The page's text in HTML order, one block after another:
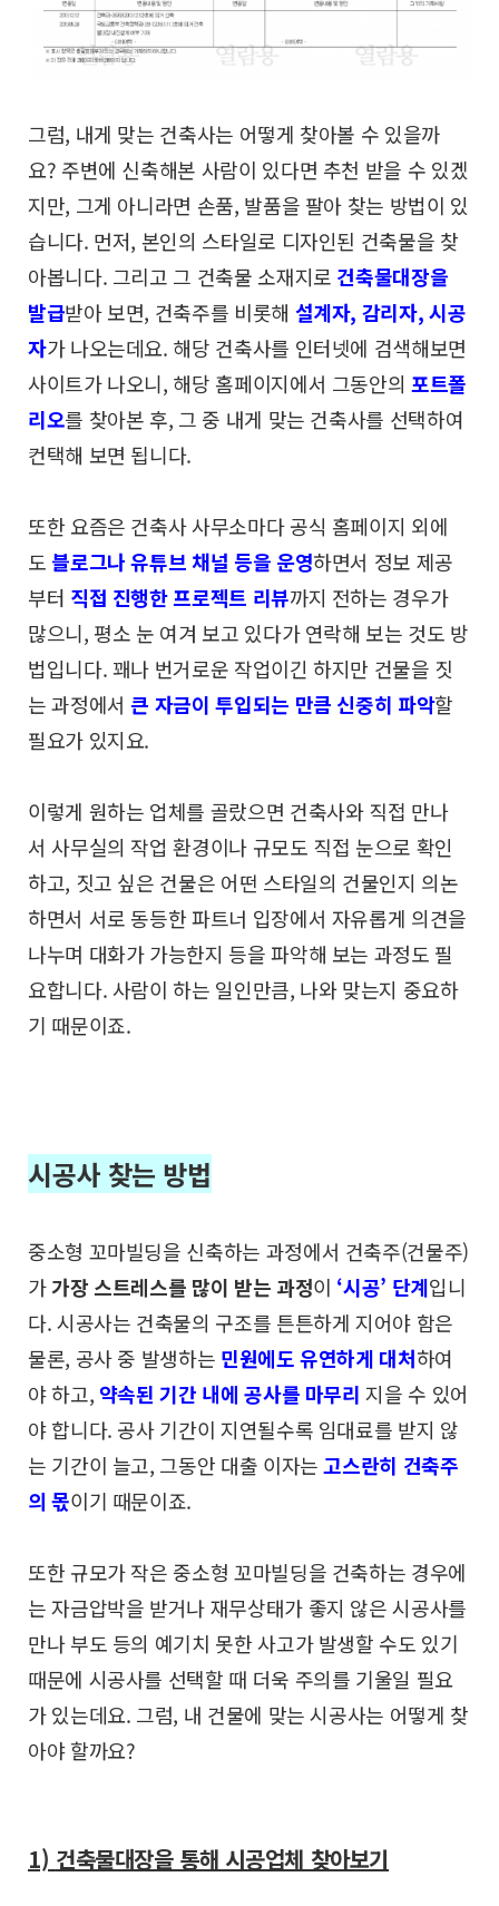
그럼, 내게 맞는 건축사는 어떻게 찾아볼 수 있을까
요? 주변에 신축해본 사람이 있다면 추천 받을 수 있겠
지만, 그게 아니라면 손품, 발품을 팔아 찾는 방법이 있
습니다. 먼저, 본인의 스타일로 디자인된 건축물을 찾
아봅니다. 그리고 그 건축물 소재지로 건축물대장을
발급받아 보면, 건축주를 비롯해 설계자, 감리자, 시공
자가 나오는데요. 해당 건축사를 인터넷에 검색해보면
사이트가 나오니, 해당 홈페이지에서 그동안의포트폴
리오를 찾아본 후, 그 중 내게 맞는 건축사를 선택하여
컨택해 보면 됩니다.
또한 요즘은 건축사 사무소마다 공식 홈페이지 외에
도 블로그나 유튜브 채널 등을 운영하면서 정보 제공
부터 직접 진행한 프로젝트 리뷰까지 전하는 경우가
많으니, 평소 눈 여겨 보고 있다가 연락해 보는 것도 방
법입니다.꽤나 번거로운 작업이긴 하지만 건물을 짓
는 과정에서큰 자금이 투입되는 만큼 신중히 파악할
필요가 있지요.
이렇게 원하는 업체를 골랐으면 건축사와 직접 만나
서사무실의 작업 환경이나 규모도 직접 눈으로 확인
하고, 짓고 싶은 건물은 어떤 스타일의 건물인지 의논
하면서 서로 동등한 파트너 입장에서 자유롭게 의견을
나누며 대화가 가능한지 등을 파악해 보는 과정도 필
요합니다.사람이 하는 일인만큼, 나와 맞는지 중요하
기 때문이죠.
시공사 찾는 방법
중소형 꼬마빌딩을 신축하는 과정에서 건축주(건물주)
가가장 스트레스를 많이 받는 과정이 ‘시공’ 단계입니
다.시공사는 건축물의 구조를 튼튼하게 지어야 함은
물론, 공사 중 발생하는 민원에도 유연하게 대처하여
야 하고,약속된 기간 내에 공사를 마무리지을 수 있어
야 합니다. 공사 기간이 지연될수록 임대료를 받지 않
는 기간이 늘고, 그동안 대출 이자는고스란히 건축주
의 몫이기 때문이죠.
또한 규모가 작은 중소형 꼬마빌딩을 건축하는 경우에
는자금압박을 받거나 재무상태가 좋지 않은 시공사를
만나부도 등의 예기치 못한 사고가 발생할 수도 있기
때문에 시공사를 선택할 때 더욱 주의를 기울일 필요
가 있는데요. 그럼, 내 건물에 맞는 시공사는 어떻게 찾
아야 할까요?
1) 건축물대장을 통해 시공업체 찾아보기